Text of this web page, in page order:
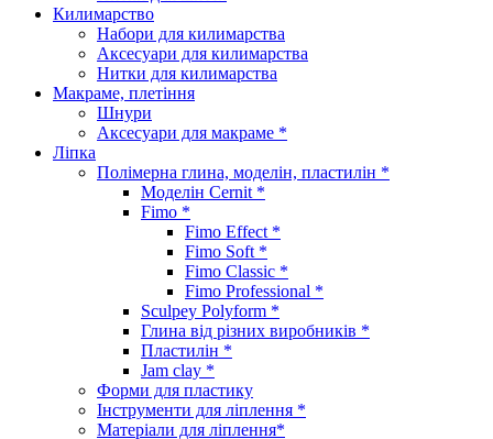
Килимарство
Набори для килимарства
Аксесуари для килимарства
Нитки для килимарства
Макраме, плетіння
Шнури
Аксесуари для макраме *
Ліпка
Полімерна глина, моделін, пластилін *
Моделін Cernit *
Fimo *
Fimo Effect *
Fimo Soft *
Fimo Classic *
Fimo Professional *
Sculpey Polyform *
Глина від різних виробників *
Пластилін *
Jam clay *
Форми для пластику
Інструменти для ліплення *
Матеріали для ліплення*